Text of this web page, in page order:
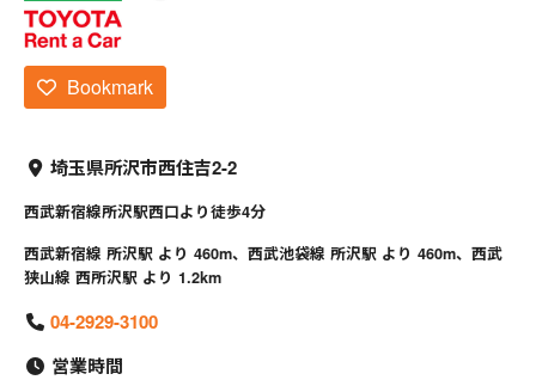
Bookmark
埼玉県所沢市西住吉2-2
西武新宿線所沢駅西口より徒歩4分
西武新宿線 所沢駅 より 460m、西武池袋線 所沢駅 より 460m、西武
狭山線 西所沢駅 より 1.2km
04-2929-3100
営業時間